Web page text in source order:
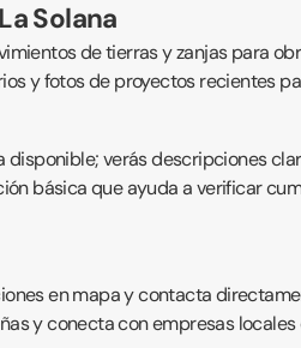
Solana
de tierras y zanjas para
y fotos de proyectos recientes
verás descripciones
básica que ayuda a verificar
en mapa y contacta
y conecta con empresas